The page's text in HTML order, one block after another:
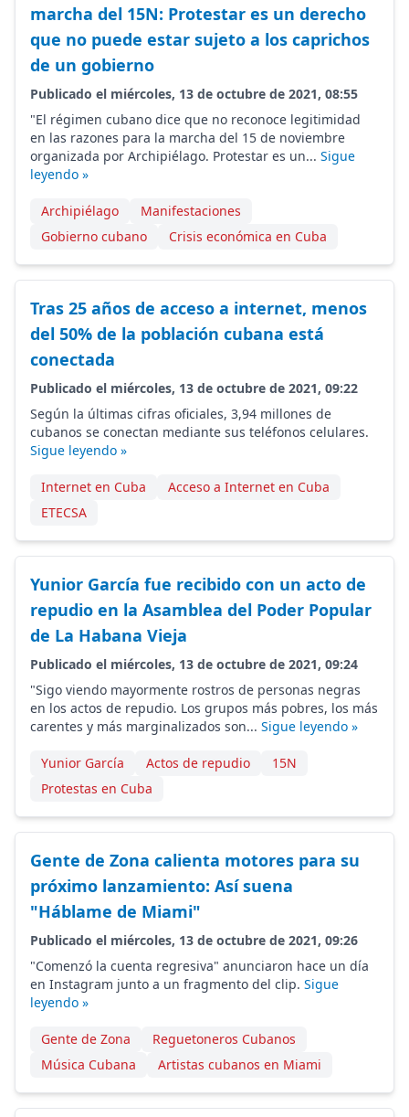
marcha del 15N: Protestar es un derecho
que no puede estar sujeto a los caprichos
de un gobierno
Publicado el miércoles, 13 de octubre de 2021, 08:55
"El régimen cubano dice que no reconoce legitimidad
en las razones para la marcha del 15 de noviembre
organizada por Archipiélago. Protestar es un... Sigue
leyendo »
Archipiélago
Manifestaciones
Gobierno cubano
Crisis económica en Cuba
Tras 25 años de acceso a internet, menos
del 50% de la población cubana está
conectada
Publicado el miércoles, 13 de octubre de 2021, 09:22
Según la últimas cifras oficiales, 3,94 millones de
cubanos se conectan mediante sus teléfonos celulares.
Sigue leyendo »
Internet en Cuba
Acceso a Internet en Cuba
ETECSA
Yunior García fue recibido con un acto de
repudio en la Asamblea del Poder Popular
de La Habana Vieja
Publicado el miércoles, 13 de octubre de 2021, 09:24
"Sigo viendo mayormente rostros de personas negras
en los actos de repudio. Los grupos más pobres, los más
carentes y más marginalizados son... Sigue leyendo »
Yunior García Actos de repudio
15N
Protestas en Cuba
Gente de Zona calienta motores para su
próximo lanzamiento: Así suena
"Háblame de Miami"
Publicado el miércoles, 13 de octubre de 2021, 09:26
"Comenzó la cuenta regresiva" anunciaron hace un día
en Instagram junto a un fragmento del clip. Sigue
leyendo »
Gente de Zona
Reguetoneros Cubanos
Música Cubana
Artistas cubanos en Miami